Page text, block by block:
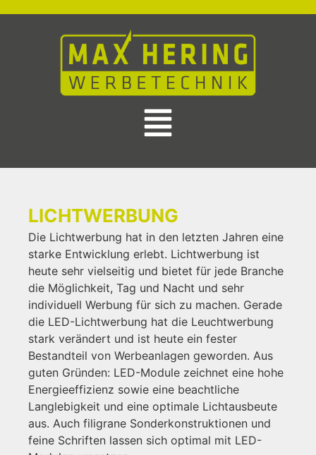
LICHTWERBUNG
Die Lichtwerbung hat in den letzten Jahren eine
starke Entwicklung erlebt. Lichtwerbung ist
heute sehr vielseitig und bietet für jede Branche
die Möglichkeit, Tag und Nacht und sehr
individuell Werbung für sich zu machen. Gerade
die LED-Lichtwerbung hat die Leuchtwerbung
stark verändert und ist heute ein fester
Bestandteil von Werbeanlagen geworden. Aus
guten Gründen: LED-Module zeichnet eine hohe
Energieeffizienz sowie eine beachtliche
Langlebigkeit und eine optimale Lichtausbeute
aus. Auch filigrane Sonderkonstruktionen und
feine Schriften lassen sich optimal mit LED-